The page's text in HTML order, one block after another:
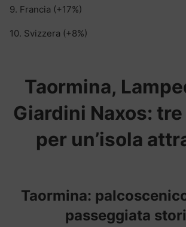
9. Francia (+17%)
10. Svizzera (+8%)
Taormina,
Giardini Naxos:
per un’isola
Taormina:
passeggiata